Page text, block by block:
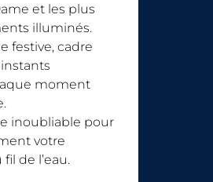
et les plus
illuminés.
festive, cadre
moment
inoubliable pour
votre
de l’eau.